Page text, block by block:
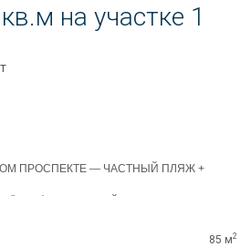
на участке 1
ПРОСПЕКТЕ — ЧАСТНЫЙ ПЛЯЖ +
с инфраструктурой премиум-класса:
85 м2